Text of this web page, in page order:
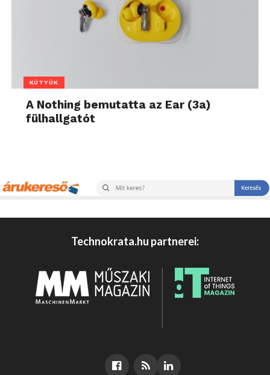
KÜTYÜK
A Nothing bemutatta az Ear (3a)
fülhallgatót
Technokrata.hu partnerei: